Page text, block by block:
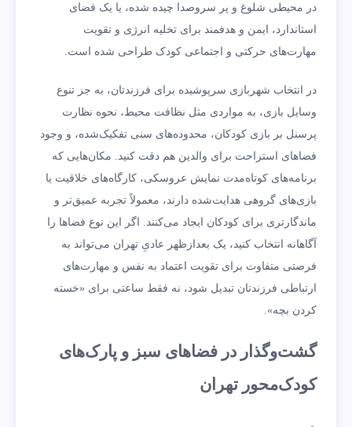
در محیطی شلوغ و پر سروصدا چیده شده، یا یک فضای
استاندارد، ایمن و هدفمند برای تخلیه انرژی و تقویت
مهارت‌های حرکتی و اجتماعی کودک طراحی شده است.
در انتخاب شهربازی سرپوشیده برای فرزندتان، به جز تنوع
وسایل بازی، به مواردی مثل نظافت محیط، نحوه نظارت
پرسنل بر بازی کودکان، محدوده‌های سنی تفکیک‌شده، و وجود
فضاهای استراحت برای والدین هم دقت کنید. مکان‌هایی که
برنامه‌های کوتاه‌مدت نمایش عروسکی، کارگاه‌های خلاقیت یا
بازی‌های گروهی هدایت‌شده دارند، معمولاً تجربه عمیق‌تر و
ماندگارتری برای کودکان ایجاد می‌کنند. اگر این نوع فضاها را
آگاهانه انتخاب کنید، یک بعدازظهر عادیِ تهران می‌تواند به
فرصتی متفاوت برای تقویت اعتماد به نفس و مهارت‌های
ارتباطی فرزندتان تبدیل شود، نه فقط ساعتی برای «خسته
کردن بچه».
گشت‌وگذار در فضاهای سبز و پارک‌های
کودک‌محور تهران